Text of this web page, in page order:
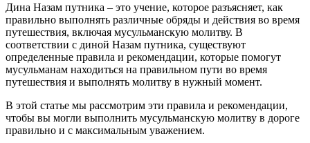
Дина Назам путника – это учение, которое разъясняет, как
правильно выполнять различные обряды и действия во время
путешествия, включая мусульманскую молитву. В
соответствии с диной Назам путника, существуют
определенные правила и рекомендации, которые помогут
мусульманам находиться на правильном пути во время
путешествия и выполнять молитву в нужный момент.
В этой статье мы рассмотрим эти правила и рекомендации,
чтобы вы могли выполнить мусульманскую молитву в дороге
правильно и с максимальным уважением.